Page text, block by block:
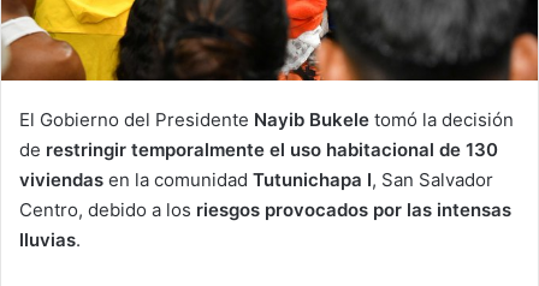
El Gobierno del Presidente Nayib Bukele tomó la decisión
de restringir temporalmente el uso habitacional de 130
viviendas en la comunidad Tutunichapa I, San Salvador
Centro, debido a los riesgos provocados por las intensas
lluvias.